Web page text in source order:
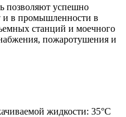
позволяют успешно
и в промышленности в
станций и моечного
пожаротушения и
жидкости: 35°С